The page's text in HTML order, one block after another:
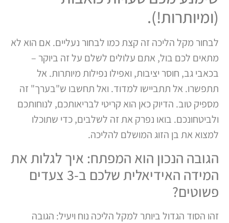
(ומיותרות!).
לבחור מקל הליכה זה קצת כמו לבחור נעליים. אם הוא לא
מתאים לכם בול, אתם עלולים לשלם על זה ביוקר –
בכאבי גב, חוסר יציבות, ואפילו נפילות מיותרות. אל
תתפשרו. אל תתביישו למדוד. ואל תחשבו ש"בערך" זה
מספיק טוב. הדיוק כאן הוא קריטי לבריאותכם, לנוחותכם
ולביטחונכם. בואו נפרק את זה לשלבים, כדי שתוכלו
למצוא את בן הזוג המושלם להליכה.
הגובה הנכון הוא המפתח: איך לגלות את
המידה האידיאלית שלכם ב-3 צעדים
פשוטים?
זהו הסוד הגדול ביותר למקל הליכה נוח ויעיל: הגובה